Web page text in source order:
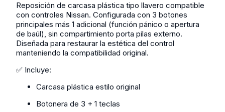
Reposición de carcasa plástica tipo llavero compatible
con controles Nissan. Configurada con 3 botones
principales más 1 adicional (función pánico o apertura
de baúl), sin compartimiento porta pilas externo.
Diseñada para restaurar la estética del control
manteniendo la compatibilidad original.
✅ Incluye:
Carcasa plástica estilo original
Botonera de 3 + 1 teclas